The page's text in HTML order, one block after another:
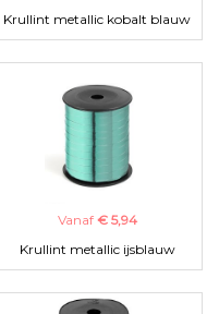
Krullint metallic kobalt blauw
Vanaf € 5,94
Krullint metallic ijsblauw